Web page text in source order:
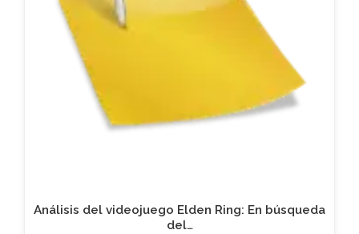
Análisis del videojuego Elden Ring: En búsqueda
del…